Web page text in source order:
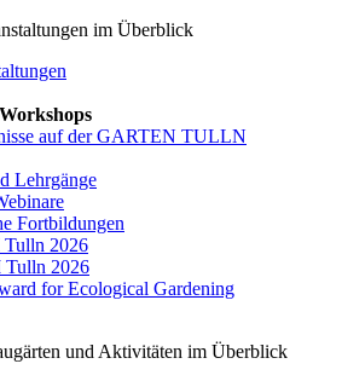
im Überblick
auf der GARTEN TULLN
Lehrgänge
Fortbildungen
2026
Tulln 2026
for Ecological Gardening
und Aktivitäten im Überblick